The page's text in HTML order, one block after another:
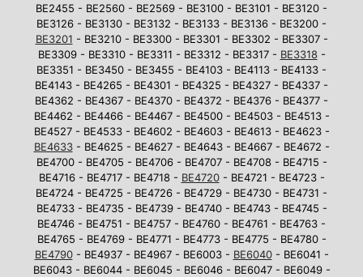
BE2455 - BE2560 - BE2569 - BE3100 - BE3101 - BE3120 -
BE3126 - BE3130 - BE3132 - BE3133 - BE3136 - BE3200 -
BE3201 - BE3210 - BE3300 - BE3301 - BE3302 - BE3307 -
BE3309 - BE3310 - BE3311 - BE3312 - BE3317 - BE3318-
BE3351 - BE3450 - BE3455 - BE4103 - BE4113 - BE4133 -
BE4143 - BE4265 - BE4301 - BE4325 - BE4327 - BE4337 -
BE4362 - BE4367 - BE4370 - BE4372 - BE4376 - BE4377 -
BE4462 - BE4466 - BE4467 - BE4500 - BE4503 - BE4513 -
BE4527 - BE4533 - BE4602 - BE4603 - BE4613 - BE4623 -
BE4633- BE4625 - BE4627 - BE4643 - BE4667 - BE4672 -
BE4700 - BE4705 - BE4706 - BE4707 - BE4708 - BE4715 -
BE4716 - BE4717 - BE4718 - BE4720- BE4721 - BE4723 -
BE4724 - BE4725 - BE4726 - BE4729 - BE4730 - BE4731 -
BE4733 - BE4735 - BE4739 - BE4740 - BE4743 - BE4745 -
BE4746 - BE4751 - BE4757 - BE4760 - BE4761 - BE4763 -
BE4765 - BE4769 - BE4771 - BE4773 - BE4775 - BE4780 -
BE4790- BE4937 - BE4967 - BE6003 - BE6040- BE6041 -
BE6043 - BE6044 - BE6045 - BE6046 - BE6047 - BE6049 -